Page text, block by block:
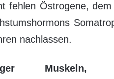
fehlen Östrogene, dem
nachlassen.
Muskeln,